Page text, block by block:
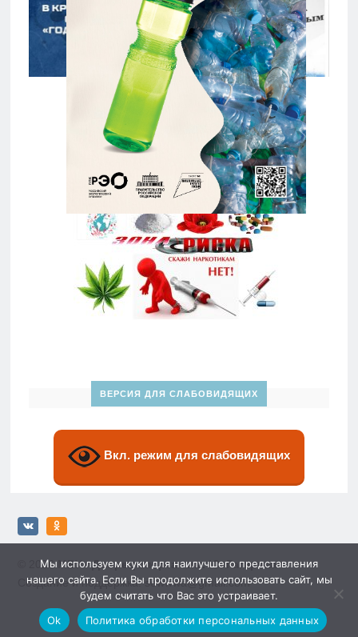
ВЕРСИЯ ДЛЯ СЛАБОВИДЯЩИХ
Вкл. режим для слабовидящих
© 2026 МБУ «Дворец спорта» им. Ю. Гагарина»
Создание и поддержка: sewwwa@gmail.com
Мы используем куки для наилучшего представления
нашего сайта. Если Вы продолжите использовать сайт, мы
будем считать что Вас это устраивает.
Ok
Политика обработки персональных данных